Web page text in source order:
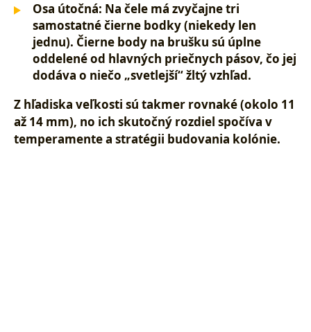
Osa útočná: Na čele má zvyčajnetri
samostatné čierne bodky(niekedy len
jednu). Čierne body na brušku sú úplne
oddelené od hlavných priečnych pásov, čo jej
dodáva o niečo „svetlejší“ žltý vzhľad.
Z hľadiska veľkosti sú takmer rovnaké (okolo 11
až 14 mm), no ich skutočný rozdiel spočíva v
temperamente a stratégii budovania kolónie.